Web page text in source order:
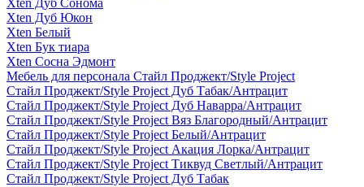
Xten Дуб Сонома
Xten Дуб Юкон
Xten Белый
Xten Бук тиара
Xten Сосна Эдмонт
Мебель для персонала Стайл Проджект/Style Project
Стайл Проджект/Style Project Дуб Табак/Антрацит
Стайл Проджект/Style Project Дуб Наварра/Антрацит
Стайл Проджект/Style Project Вяз Благородный/Антрацит
Стайл Проджект/Style Project Белый/Антрацит
Стайл Проджект/Style Project Акация Лорка/Антрацит
Стайл Проджект/Style Project Тиквуд Светлый/Антрацит
Стайл Проджект/Style Project Дуб Табак